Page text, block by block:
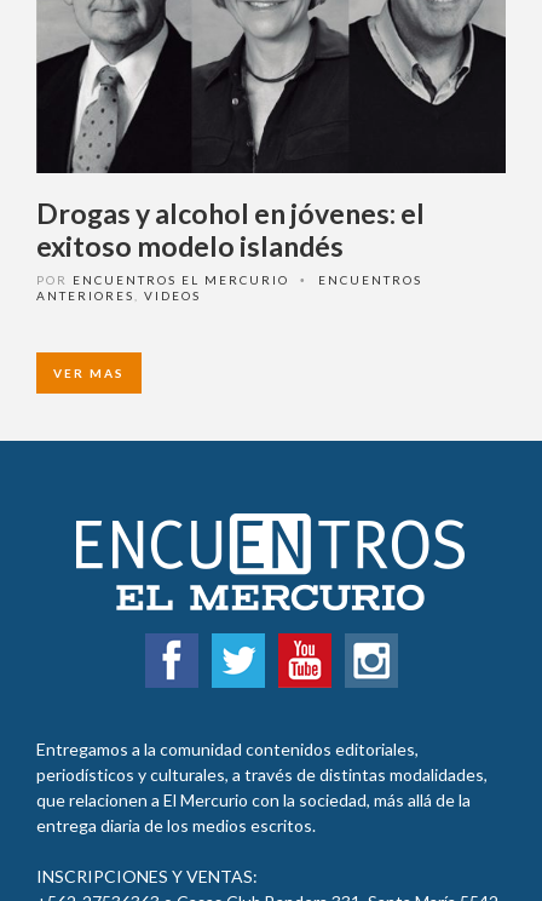
Drogas y alcohol en jóvenes: el
exitoso modelo islandés
POR ENCUENTROS EL MERCURIO •
ENCUENTROS
ANTERIORES
VIDEOS
VER MAS
Entregamos a la comunidad contenidos editoriales,
periodísticos y culturales, a través de distintas modalidades,
que relacionen a El Mercurio con la sociedad, más allá de la
entrega diaria de los medios escritos.
INSCRIPCIONES Y VENTAS: